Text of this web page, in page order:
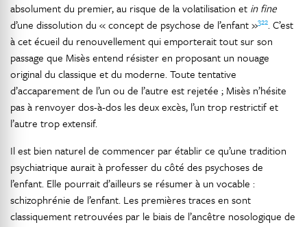
absolument du premier, au risque de la volatilisation et in fine
d’une dissolution du « concept de psychose de l’enfant »322. C’est
à cet écueil du renouvellement qui emporterait tout sur son
passage que Misès entend résister en proposant un nouage
original du classique et du moderne. Toute tentative
d’accaparement de l’un ou de l’autre est rejetée ; Misès n’hésite
pas à renvoyer dos-à-dos les deux excès, l’un trop restrictif et
l’autre trop extensif.
Il est bien naturel de commencer par établir ce qu’une tradition
psychiatrique aurait à professer du côté des psychoses de
l’enfant. Elle pourrait d’ailleurs se résumer à un vocable :
schizophrénie de l’enfant. Les premières traces en sont
classiquement retrouvées par le biais de l’ancêtre nosologique de